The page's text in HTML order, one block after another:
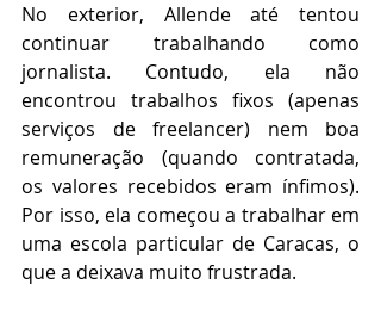
No exterior, Allende até tentou
continuar trabalhando como
jornalista. Contudo, ela não
encontrou trabalhos fixos (apenas
serviços de freelancer) nem boa
remuneração (quando contratada,
os valores recebidos eram ínfimos).
Por isso, ela começou a trabalhar em
uma escola particular de Caracas, o
que a deixava muito frustrada.